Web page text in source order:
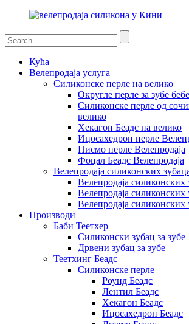
Кућа
Велепродаја услуга
Силиконске перле на велико
Округле перле за зубе
Силиконске перле од
велико
Хекагон Беадс на велико
Ицосахедрон перле
Писмо перле Велепродаја
Фоцал Беадс Велепродаја
Велепродаја силиконских
Велепродаја силиконских
Велепродаја силиконских
Велепродаја силиконских
Производи
Баби Теетхер
Силиконски зубац за зубе
Дрвени зубац за зубе
Теетхинг Беадс
Силиконске перле
Роунд Беадс
Лентил Беадс
Хекагон Беадс
Ицосахедрон Беадс